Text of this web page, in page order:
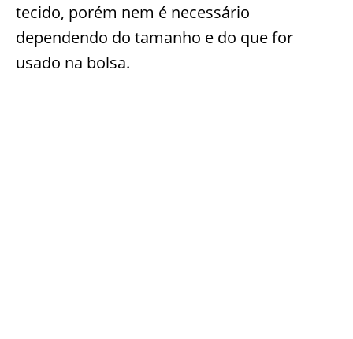
tecido, porém nem é necessário
dependendo do tamanho e do que for
usado na bolsa.